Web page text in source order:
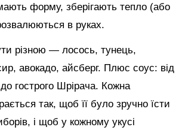
форму, зберігають тепло (або
в руках.
різною — лосось, тунець,
авокадо, айсберг. Плюс соус: від
до гострого Шрірача. Кожна
так, щоб її було зручно їсти
і щоб у кожному укусі